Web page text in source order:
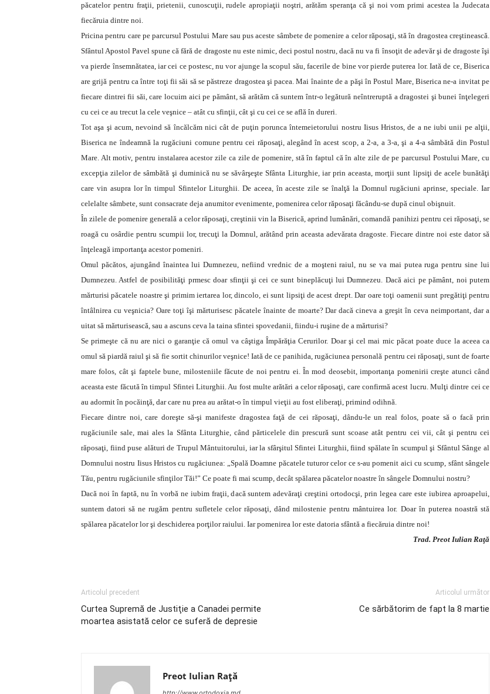
păcatelor pentru fraţii, prietenii, cunoscuţii, rudele apropiaţii noştri, arătăm speranţa că şi noi vom primi acestea la Judecata
fiecăruia dintre noi.
Pricina pentru care pe parcursul Postului Mare sau pus aceste sâmbete de pomenire a celor răposaţi, stă în dragostea creştinească.
Sfântul Apostol Pavel spune că fără de dragoste nu este nimic, deci postul nostru, dacă nu va fi însoţit de adevăr şi de dragoste îşi
va pierde însemnătatea, iar cei ce postesc, nu vor ajunge la scopul său, facerile de bine vor pierde puterea lor. Iată de ce, Biserica
are grijă pentru ca între toţi fii săi să se păstreze dragostea şi pacea. Mai înainte de a păşi în Postul Mare, Biserica ne-a invitat pe
fiecare dintrei fii săi, care locuim aici pe pământ, să arătăm că suntem într-o legătură neîntreruptă a dragostei şi bunei înţelegeri
cu cei ce au trecut la cele veşnice – atât cu sfinţii, cât şi cu cei ce se află în dureri.
Tot aşa şi acum, nevoind să încălcăm nici cât de puţin porunca întemeietorului nostru Iisus Hristos, de a ne iubi unii pe alţii,
Biserica ne îndeamnă la rugăciuni comune pentru cei răposaţi, alegând în acest scop, a 2-a, a 3-a, şi a 4-a sâmbătă din Postul
Mare. Alt motiv, pentru instalarea acestor zile ca zile de pomenire, stă în faptul că în alte zile de pe parcursul Postului Mare, cu
excepţia zilelor de sâmbătă şi duminică nu se săvârşeşte Sfânta Liturghie, iar prin aceasta, morţii sunt lipsiţi de acele bunătăţi
care vin asupra lor în timpul Sfintelor Liturghii. De aceea, în aceste zile se înalţă la Domnul rugăciuni aprinse, speciale. Iar
celelalte sâmbete, sunt consacrate deja anumitor evenimente, pomenirea celor răposaţi făcându-se după cinul obişnuit.
În zilele de pomenire generală a celor răposaţi, creştinii vin la Biserică, aprind lumânări, comandă panihizi pentru cei răposaţi, se
roagă cu osârdie pentru scumpii lor, trecuţi la Domnul, arătând prin aceasta adevărata dragoste. Fiecare dintre noi este dator să
înţeleagă importanţa acestor pomeniri.
Omul păcătos, ajungând înaintea lui Dumnezeu, nefiind vrednic de a moşteni raiul, nu se va mai putea ruga pentru sine lui
Dumnezeu. Astfel de posibilităţi prmesc doar sfinţii şi cei ce sunt bineplăcuţi lui Dumnezeu. Dacă aici pe pământ, noi putem
mărturisi păcatele noastre şi primim iertarea lor, dincolo, ei sunt lipsiţi de acest drept. Dar oare toţi oamenii sunt pregătiţi pentru
întâlnirea cu veşnicia? Oare toţi îşi mărturisesc păcatele înainte de moarte? Dar dacă cineva a greşit în ceva neimportant, dar a
uitat să mărturisească, sau a ascuns ceva la taina sfintei spovedanii, fiindu-i ruşine de a mărturisi?
Se primeşte că nu are nici o garanţie că omul va câştiga Împărăţia Cerurilor. Doar şi cel mai mic păcat poate duce la aceea ca
omul să piardă raiul şi să fie sortit chinurilor veşnice! Iată de ce panihida, rugăciunea personală pentru cei răposaţi, sunt de foarte
mare folos, cât şi faptele bune, milosteniile făcute de noi pentru ei. În mod deosebit, importanţa pomenirii creşte atunci când
aceasta este făcută în timpul Sfintei Liturghii. Au fost multe arătări a celor răposaţi, care confirmă acest lucru. Mulţi dintre cei ce
au adormit în pocăinţă, dar care nu prea au arătat-o în timpul vieţii au fost eliberaţi, primind odihnă.
Fiecare dintre noi, care doreşte să-şi manifeste dragostea faţă de cei răposaţi, dându-le un real folos, poate să o facă prin
rugăciunile sale, mai ales la Sfânta Liturghie, când părticelele din prescură sunt scoase atât pentru cei vii, cât şi pentru cei
răposaţi, fiind puse alături de Trupul Mântuitorului, iar la sfârşitul Sfintei Liturghii, fiind spălate în scumpul şi Sfântul Sânge al
Domnului nostru Iisus Hristos cu rugăciunea: „Spală Doamne păcatele tuturor celor ce s-au pomenit aici cu scump, sfânt sângele
Tău, pentru rugăciunile sfinţilor Tăi!” Ce poate fi mai scump, decât spălarea păcatelor noastre în sângele Domnului nostru?
Dacă noi în faptă, nu în vorbă ne iubim fraţii, dacă suntem adevăraţi creştini ortodocşi, prin legea care este iubirea aproapelui,
suntem datori să ne rugăm pentru sufletele celor răposaţi, dând milostenie pentru mântuirea lor. Doar în puterea noastră stă
spălarea păcatelor lor şi deschiderea porţilor raiului. Iar pomenirea lor este datoria sfântă a fiecăruia dintre noi!
Trad. Preot Iulian Raţă
Articolul precedent
Curtea Supremă de Justiţie a Canadei permite
moartea asistată celor ce suferă de depresie
Articolul următor
Ce sărbătorim de fapt la 8 martie
Preot Iulian Raţă